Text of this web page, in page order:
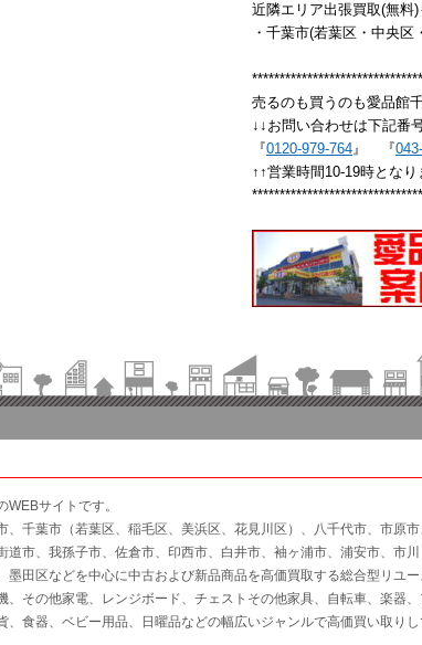
近隣エリア出張買取(無料)
・千葉市(若葉区・中央
売るのも買うのも愛品館
↓↓お問い合わせは下記番
『0120-979-764』 『
↑↑営業時間10-19時となり
サイトです。
、千葉市（若葉区、稲毛区、美浜区、花見川区）、八千代市、市原市
市、我孫子市、佐倉市、印西市、白井市、袖ヶ浦市、浦安市、市川
墨田区などを中心に中古および新品商品を高価買取する総合型リユー
、その他家電、レンジボード、チェストその他家具、自転車、楽器、
、食器、ベビー用品、日曜品などの幅広いジャンルで高価買い取りし